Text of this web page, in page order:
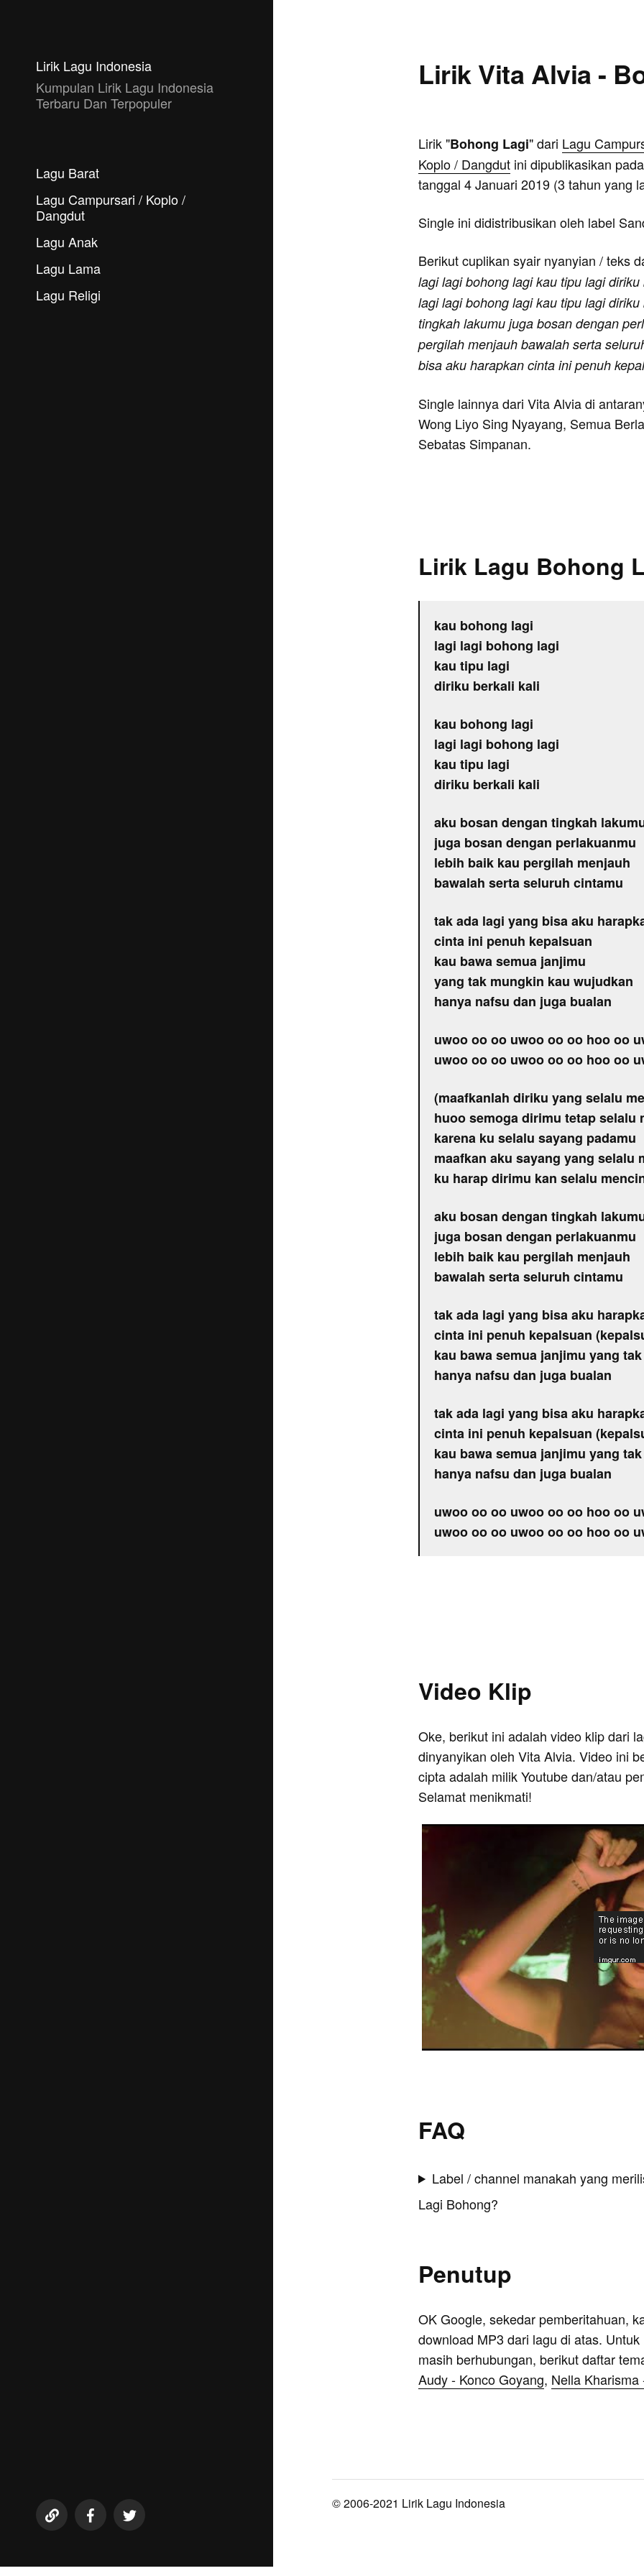
Lirik Lagu Indonesia
Kumpulan Lirik Lagu Indonesia
Terbaru Dan Terpopuler
Lagu Barat
Lagu Campursari / Koplo /
Dangdut
Lagu Anak
Lagu Lama
Lagu Religi
Lirik Vita Alvia -
Lirik "Bohong Lagi" dari Lagu
Koplo / Dangdut ini dipublikasikan pada
tanggal 4 Januari 2019 (3 tahun yang
Single ini didistribusikan oleh label
Berikut cuplikan syair nyanyian / teks
lagi lagi bohong lagi kau tipu lagi
lagi lagi bohong lagi kau tipu lagi
tingkah lakumu juga bosan dengan
pergilah menjauh bawalah serta
bisa aku harapkan cinta ini penuh
Single lainnya dari Vita Alvia di
Wong Liyo Sing Nyayang, Semua
Sebatas Simpanan.
Lirik Lagu Bohong
kau bohong lagi
lagi lagi bohong lagi
kau tipu lagi
diriku berkali kali
kau bohong lagi
lagi lagi bohong lagi
kau tipu lagi
diriku berkali kali
aku bosan dengan tingkah
juga bosan dengan perlakuanmu
lebih baik kau pergilah menjauh
bawalah serta seluruh cintamu
tak ada lagi yang bisa aku
cinta ini penuh kepalsuan
kau bawa semua janjimu
yang tak mungkin kau wujudkan
hanya nafsu dan juga bualan
uwoo oo oo uwoo oo oo hoo oo
uwoo oo oo uwoo oo oo hoo oo
(maafkanlah diriku yang selalu
huoo semoga dirimu tetap selalu
karena ku selalu sayang padamu
maafkan aku sayang yang selalu
ku harap dirimu kan selalu
aku bosan dengan tingkah
juga bosan dengan perlakuanmu
lebih baik kau pergilah menjauh
bawalah serta seluruh cintamu
tak ada lagi yang bisa aku
cinta ini penuh kepalsuan
kau bawa semua janjimu yang
hanya nafsu dan juga bualan
tak ada lagi yang bisa aku
cinta ini penuh kepalsuan
kau bawa semua janjimu yang
hanya nafsu dan juga bualan
uwoo oo oo uwoo oo oo hoo oo
uwoo oo oo uwoo oo oo hoo oo
Video Klip
Oke, berikut ini adalah video klip dari
dinyanyikan oleh Vita Alvia. Video ini
cipta adalah milik Youtube dan/atau
Selamat menikmati!
FAQ
Label / channel manakah yang
Lagi Bohong?
Penutup
OK Google, sekedar pemberitahuan,
download MP3 dari lagu di atas.
masih berhubungan, berikut daftar
Audy - Konco Goyang, Nella
© 2006-2021 Lirik Lagu Indonesia